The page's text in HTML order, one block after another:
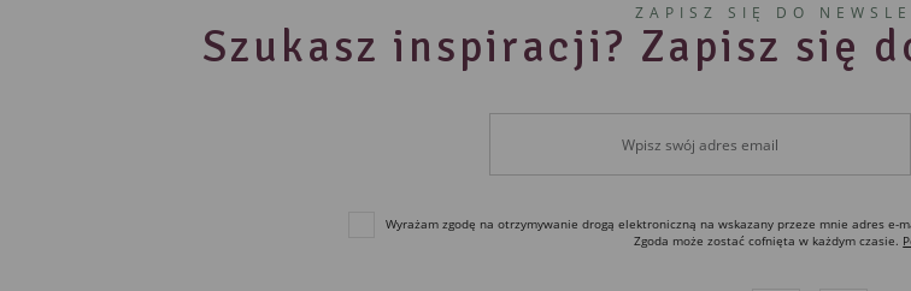
ZAPISZ SIĘ DO
Szukasz inspiracji? Zapisz się
Wyrażam zgodę na otrzymywanie drogą elektroniczną na wskazany przeze mnie adres
Zgoda może zostać cofnięta w każdym czasie.